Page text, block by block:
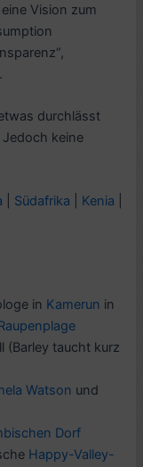
Vision zum
durchlässt
keine
Südafrika Kenia
in Kamerun in
(Barley taucht kurz
Watson und
Dorf
Happy-Valley-